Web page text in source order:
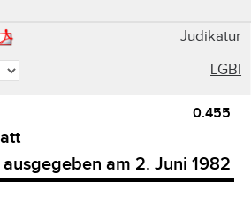
Judikatur
LGBl